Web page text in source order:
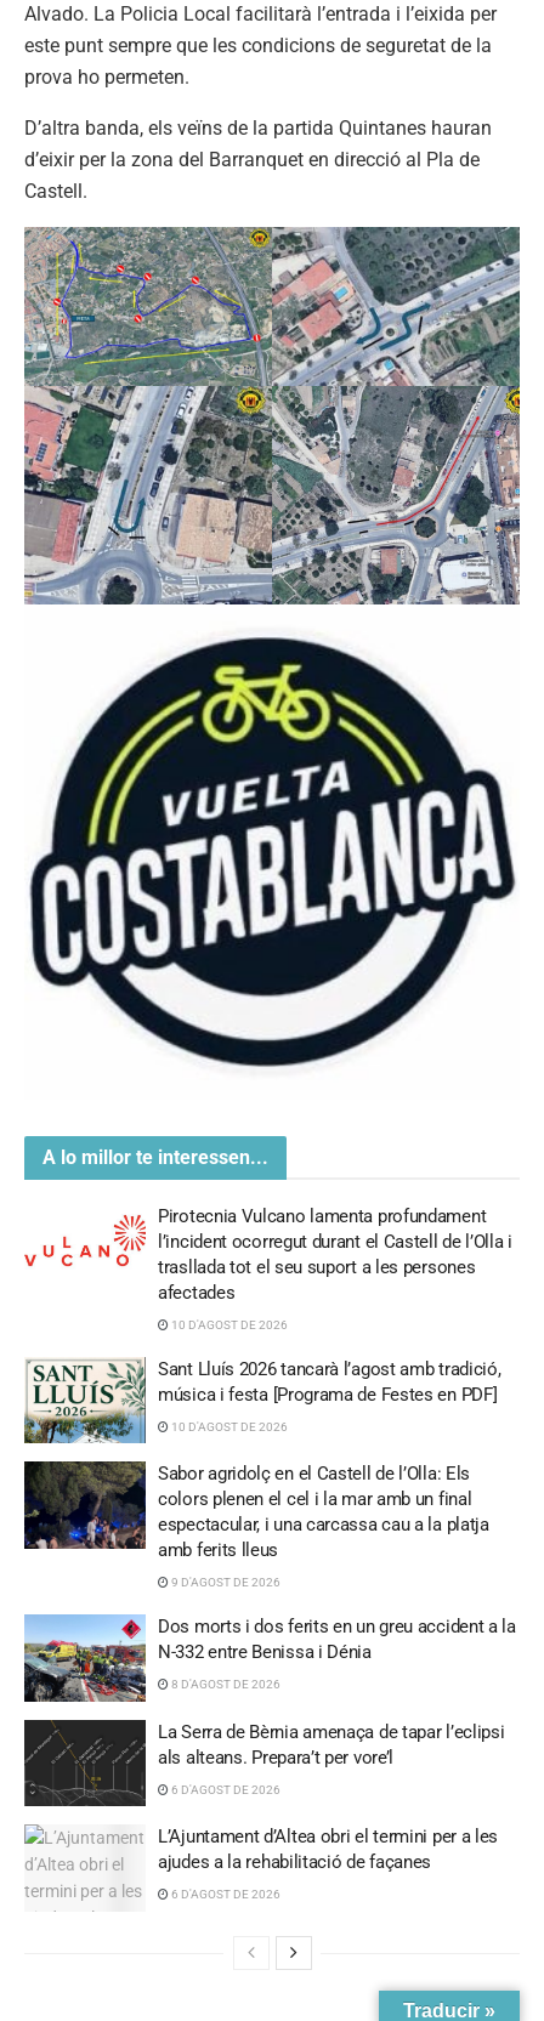
Alvado. La Policia Local facilitarà l’entrada i l’eixida per
este punt sempre que les condicions de seguretat de la
prova ho permeten.
D’altra banda, els veïns de la partida Quintanes hauran
d’eixir per la zona del Barranquet en direcció al Pla de
Castell.
A lo millor te interessen...
Pirotecnia Vulcano lamenta profundament
l’incident ocorregut durant el Castell de l’Olla i
trasllada tot el seu suport a les persones
afectades
10 D'AGOST DE 2026
Sant Lluís 2026 tancarà l’agost amb tradició,
música i festa [Programa de Festes en PDF]
10 D'AGOST DE 2026
Sabor agridolç en el Castell de l’Olla: Els
colors plenen el cel i la mar amb un final
espectacular, i una carcassa cau a la platja
amb ferits lleus
9 D'AGOST DE 2026
Dos morts i dos ferits en un greu accident a la
N-332 entre Benissa i Dénia
8 D'AGOST DE 2026
La Serra de Bèrnia amenaça de tapar l’eclipsi
als alteans. Prepara’t per vore’l
6 D'AGOST DE 2026
L’Ajuntament d’Altea obri el termini per a les
ajudes a la rehabilitació de façanes
6 D'AGOST DE 2026
Traducir »